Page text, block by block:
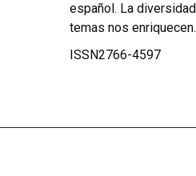
español. La
temas nos enriquecen.
ISSN2766-4597